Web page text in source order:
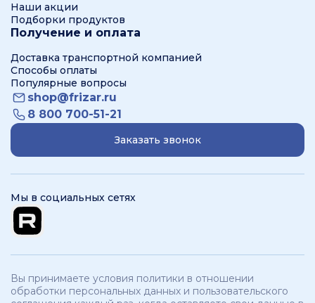
Наши акции
Подборки продуктов
Получение и оплата
Доставка транспортной компанией
Способы оплаты
Популярные вопросы
shop@frizar.ru
8 800 700-51-21
Заказать звонок
Мы в социальных сетях
Вы принимаете условия политики в отношении
обработки персональных данных и пользовательского